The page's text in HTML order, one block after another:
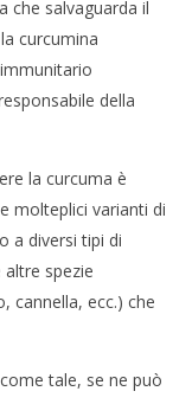
che salvaguarda il
curcumina
della
la curcuma è
molteplici varianti di
a diversi tipi di
spezie
cannella, ecc.) che
tale, se ne può